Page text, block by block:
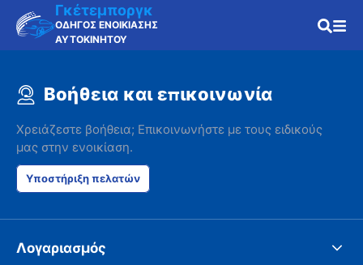
Γκέτεμποργκ
ΟΔΗΓΟΣ ΕΝΟΙΚΙΑΣΗΣ
ΑΥΤΟΚΙΝΗΤΟΥ
Βοήθεια και επικοινωνία
Χρειάζεστε βοήθεια; Επικοινωνήστε με τους ειδικούς
μας στην ενοικίαση.
Υποστήριξη πελατών
Λογαριασμός